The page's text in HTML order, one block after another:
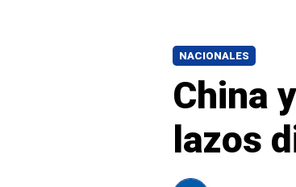
NACIONALES
China
lazos